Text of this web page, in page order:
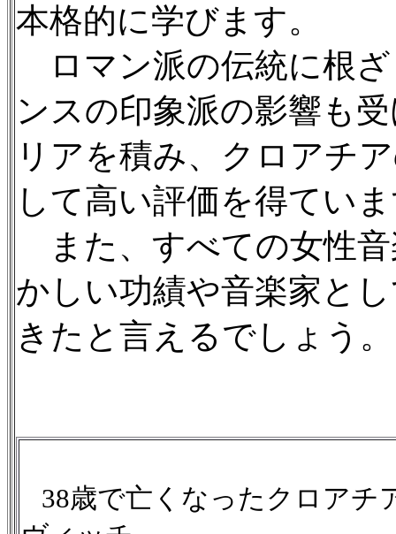
本格的に学びます。
ロマン派の伝統に根
ンスの印象派の影響も
リアを積み、クロアチ
して高い評価を得てい
また、すべての女性音
かしい功績や音楽家と
きたと言えるでしょう。
38歳で亡くなったクロアチ